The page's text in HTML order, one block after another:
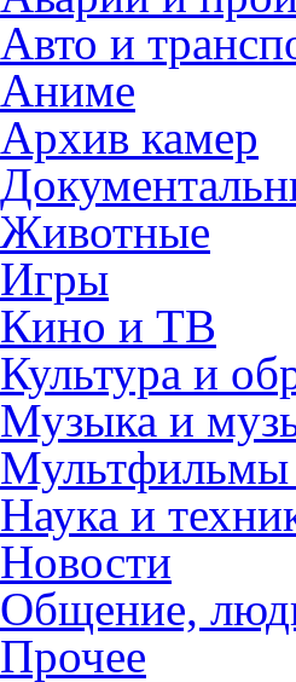
Авто и
Аниме
Архив камер
Животные
Игры
Кино и ТВ
Культура и
Музыка и
Мультфильмы
Наука и
Новости
Общение,
Прочее